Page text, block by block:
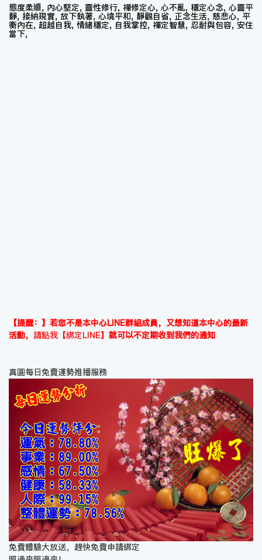
態度柔順, 內心堅定, 靈性修行, 禪修定心, 心不亂, 穩定心念, 心靈平
靜, 接納現實, 放下執著, 心境平和, 靜觀自省, 正念生活, 慈悲心, 平
衡內在, 超越自我, 情緒穩定, 自我掌控, 禪定智慧, 忍耐與包容, 安住
當下,
【提醒：】若您不是本中心LINE群組成員，又想知道本中心的最新
活動， 請點我【綁定LINE】 就可以不定期收到我們的通知
真圓每日免費運勢推播服務
免費體驗大放送，趕快免費申請綁定